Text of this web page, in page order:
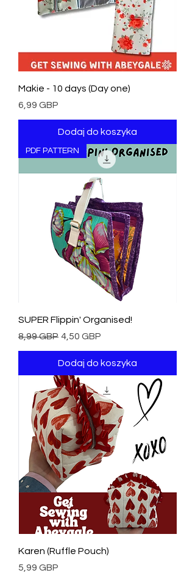
Makie - 10 days (Day one)
Cena
6,99 GBP
Dodaj do koszyka
PDF PATTERN
SUPER Flippin' Organised!
Regularna cena
8,99 GBP Cena rabatowa
4,50 GBP
Dodaj do koszyka
Karen (Ruffle Pouch)
Cena
5,99 GBP